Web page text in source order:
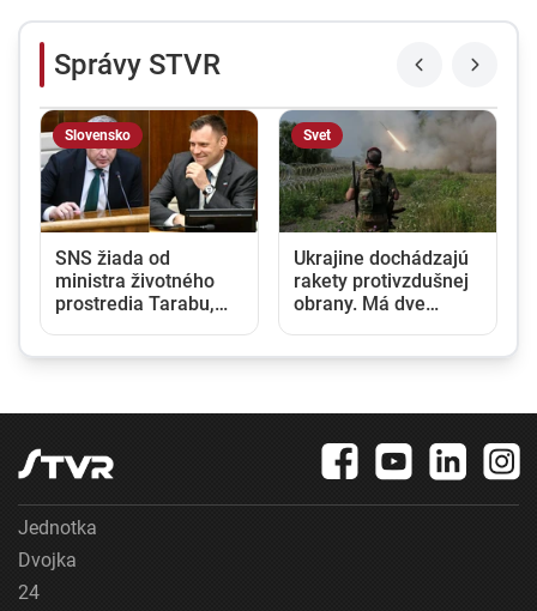
Správy STVR
Slovensko
SNS žiada od
ministra životného
prostredia Tarabu,
Svet
Ukrajine dochádzajú
rakety protivzdušnej
obrany. Má dve
Jednotka
Dvojka
24